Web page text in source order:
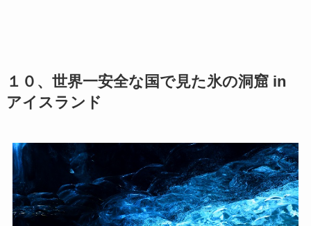
１０、世界一安全な国で見た氷の洞窟 in
アイスランド